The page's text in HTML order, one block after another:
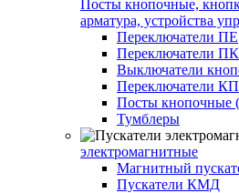
Посты кнопочные,
арматура, устройства
Переключатели ПЕ
Переключатели
Выключатели
Переключатели
Посты кнопочные
Тумблеры
электромагнитные
Магнитный
Пускатели КМД